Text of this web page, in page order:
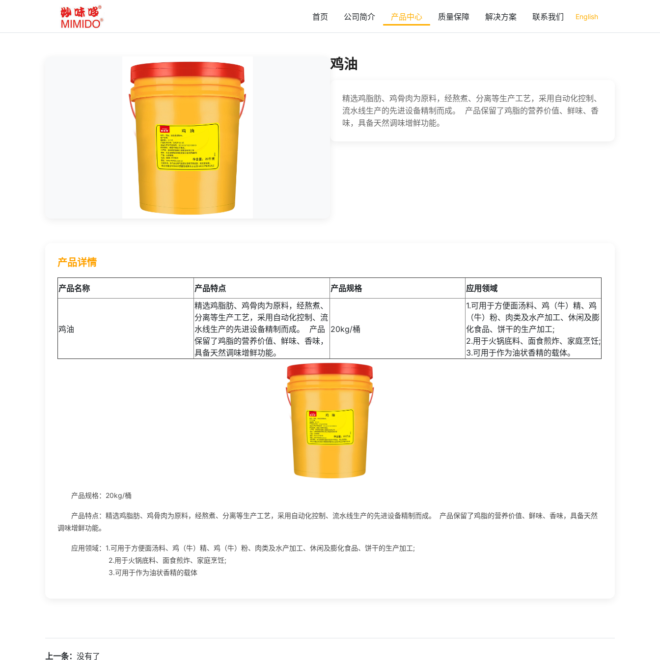
首页 公司简介 产品中心 质量保障 解决方案 联系我们 English
鸡油
精选鸡脂肪、鸡骨肉为原料，经熬煮、分离等生产工艺，采用自动化控制、
流水线生产的先进设备精制而成。 产品保留了鸡脂的营养价值、鲜味、香
味，具备天然调味增鲜功能。
产品详情
产品名称 产品特点 产品规格 应用领域
鸡油
精选鸡脂肪、鸡骨肉为原料，经熬煮、
分离等生产工艺，采用自动化控制、流
水线生产的先进设备精制而成。 产品
保留了鸡脂的营养价值、鲜味、香味，
具备天然调味增鲜功能。
20kg/桶
1.可用于方便面汤料、鸡（牛）精、鸡
（牛）粉、肉类及水产加工、休闲及膨
化食品、饼干的生产加工;
2.用于火锅底料、面食煎炸、家庭烹饪;
3.可用于作为油状香精的载体。
产品规格：20kg/桶
产品特点：精选鸡脂肪、鸡骨肉为原料，经熬煮、分离等生产工艺，采用自动化控制、流水线生产的先进设备精制而成。 产品保留了鸡脂的营养价值、鲜味、香味，具备天然
调味增鲜功能。
应用领域：1.可用于方便面汤料、鸡（牛）精、鸡（牛）粉、肉类及水产加工、休闲及膨化食品、饼干的生产加工;
2.用于火锅底料、面食煎炸、家庭烹饪;
3.可用于作为油状香精的载体
上一条： 没有了